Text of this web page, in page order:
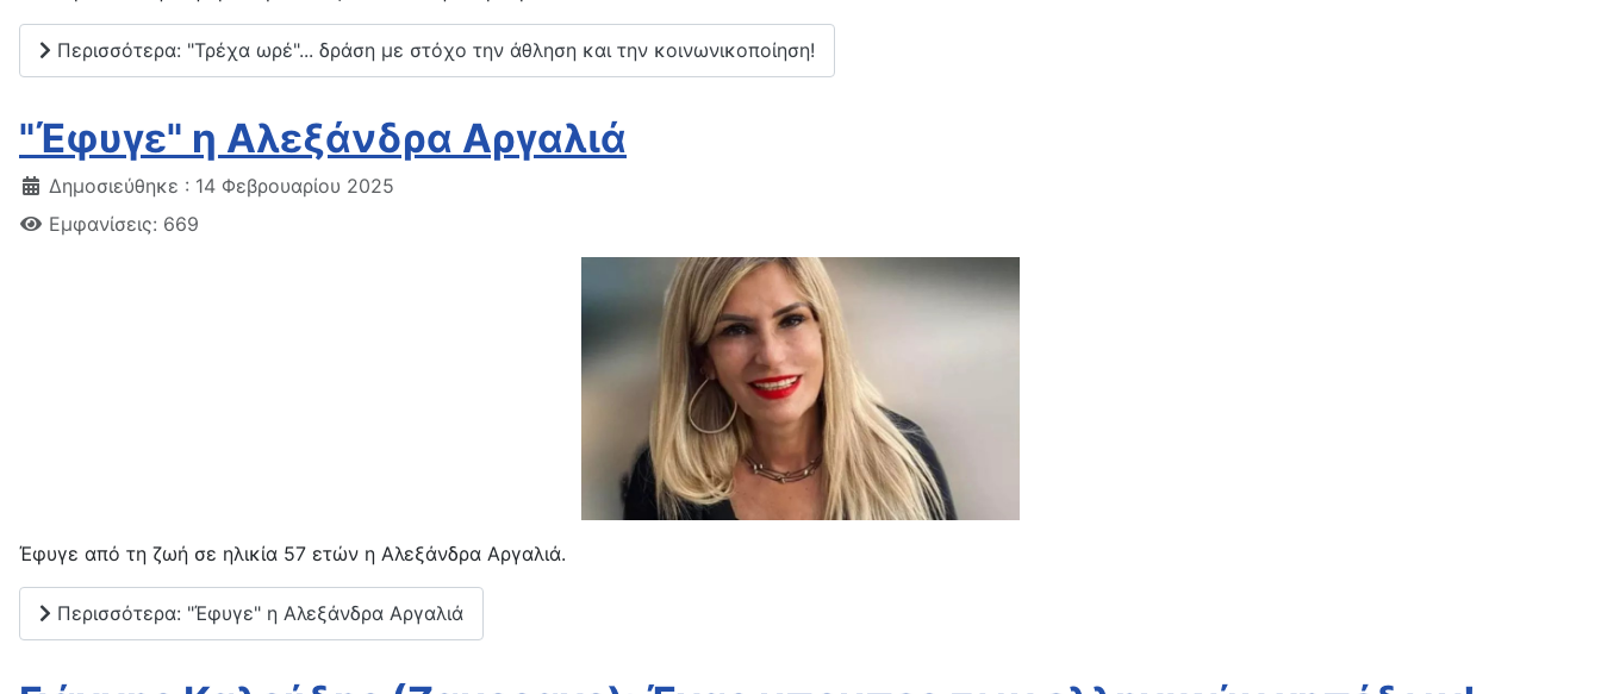
Περισσότερα: "Τρέχα ωρέ"... δράση με στόχο την άθληση και την κοινωνικοποίηση!
"Έφυγε" η Αλεξάνδρα Αργαλιά
Δημοσιεύθηκε : 14 Φεβρουαρίου 2025
Εμφανίσεις: 669
Έφυγε από τη ζωή σε ηλικία 57 ετών η Αλεξάνδρα Αργαλιά.
Περισσότερα: "Έφυγε" η Αλεξάνδρα Αργαλιά